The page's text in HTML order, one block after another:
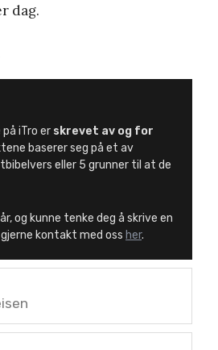
dag.
iTro er skrevet av og for
baserer seg på et av
eller 5 grunner til at de
og kunne tenke deg å skrive en
kontakt med oss her.